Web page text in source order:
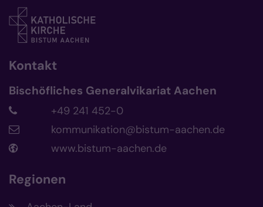
Kontakt
Bischöfliches Generalvikariat Aachen
+49 241 452-0
kommunikation@bistum-aachen.de
www.bistum-aachen.de
Regionen